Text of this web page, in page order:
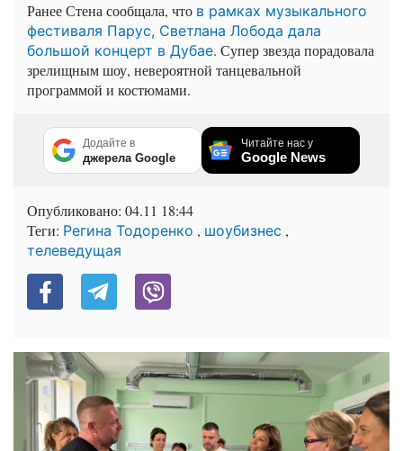
Ранее Стена сообщала, что в рамках музыкального
фестиваля Парус, Светлана Лобода дала
большой концерт в Дубае. Супер звезда порадовала
зрелищным шоу, невероятной танцевальной
программой и костюмами.
Додайте в
джерела Google
Читайте нас у
Google News
Опубликовано: 04.11 18:44
Теги: Регина Тодоренко , шоубизнес ,
телеведущая